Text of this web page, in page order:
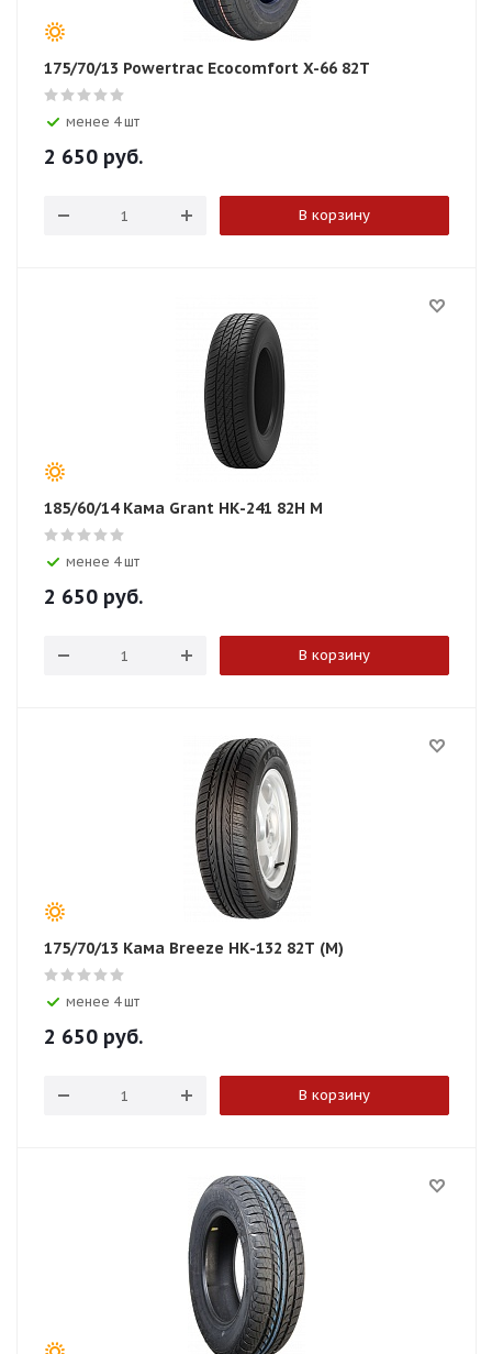
175/70/13 Powertrac Ecocomfort X-66 82T
менее 4 шт
2 650 руб.
В корзину
185/60/14 Кама Grant НК-241 82H М
менее 4 шт
2 650 руб.
В корзину
175/70/13 Кама Breeze НК-132 82T (М)
менее 4 шт
2 650 руб.
В корзину